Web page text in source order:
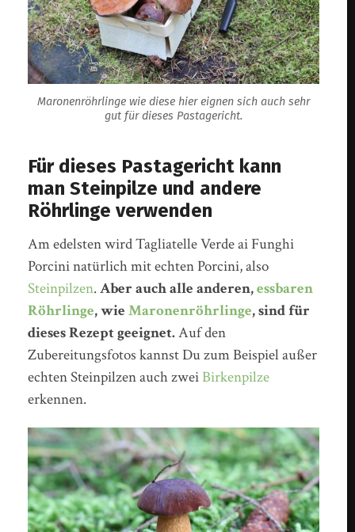
Maronenröhrlinge wie diese hier eignen sich auch sehr
gut für dieses Pastagericht.
Für dieses Pastagericht kann
man Steinpilze und andere
Röhrlinge verwenden
Am edelsten wird Tagliatelle Verde ai Funghi
Porcini natürlich mit echten Porcini, also
Steinpilzen.Aber auch alle anderen,essbaren
Röhrlinge, wieMaronenröhrlinge, sind für
dieses Rezept geeignet.Auf den
Zubereitungsfotos kannst Du zum Beispiel außer
echten Steinpilzen auch zwei Birkenpilze
erkennen.